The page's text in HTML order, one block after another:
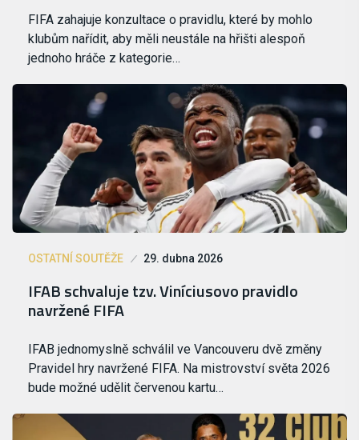
FIFA zahajuje konzultace o pravidlu, které by mohlo
klubům nařídit, aby měli neustále na hřišti alespoň
jednoho hráče z kategorie…
OSTATNÍ SOUTĚŽE 29. dubna 2026
IFAB schvaluje tzv. Viníciusovo pravidlo
navržené FIFA
IFAB jednomyslně schválil ve Vancouveru dvě změny
Pravidel hry navržené FIFA. Na mistrovství světa 2026
bude možné udělit červenou kartu…